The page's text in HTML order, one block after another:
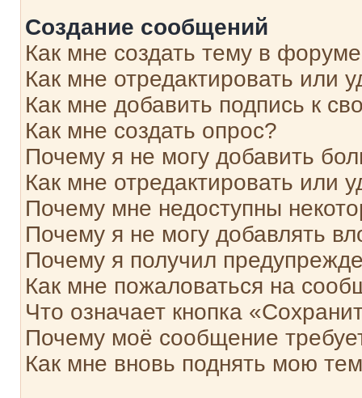
Создание сообщений
Как мне создать тему в
Как мне отредактировать или
Как мне добавить подпись к
Как мне создать опрос?
Почему я не могу добавить
Как мне отредактировать или
Почему мне недоступны
Почему я не могу добавлять
Почему я получил
Как мне пожаловаться на
Что означает кнопка
Почему моё сообщение
Как мне вновь поднять мою